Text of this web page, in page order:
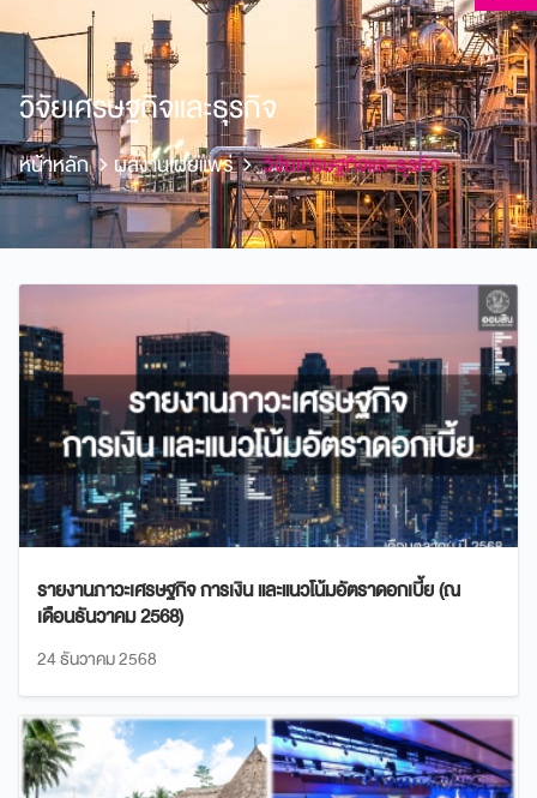
วิจัยเศรษฐกิจและธุรกิจ
หน้าหลัก ผลงานเผยแพร่ วิจัยเศรษฐกิจและธุรกิจ
รายงานภาวะเศรษฐกิจ การเงิน และแนวโน้มอัตราดอกเบี้ย (ณ
เดือนธันวาคม 2568)
24 ธันวาคม 2568